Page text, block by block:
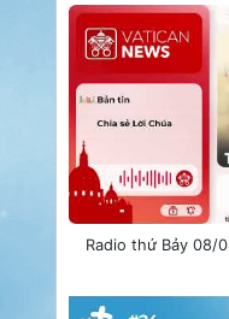
Radio thứ Bảy 08/